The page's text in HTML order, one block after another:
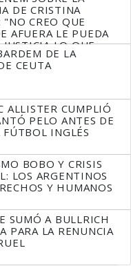
DE CRISTINA
"NO CREO QUE
AFUERA LE PUEDA
JUSTICIA LO QUE
DE LA
CEUTA
ALLISTER CUMPLIÓ
PELO ANTES DE
FÚTBOL INGLÉS
BOBO Y CRISIS
LOS ARGENTINOS
Y HUMANOS
SUMÓ A BULLRICH
PARA LA RENUNCIA